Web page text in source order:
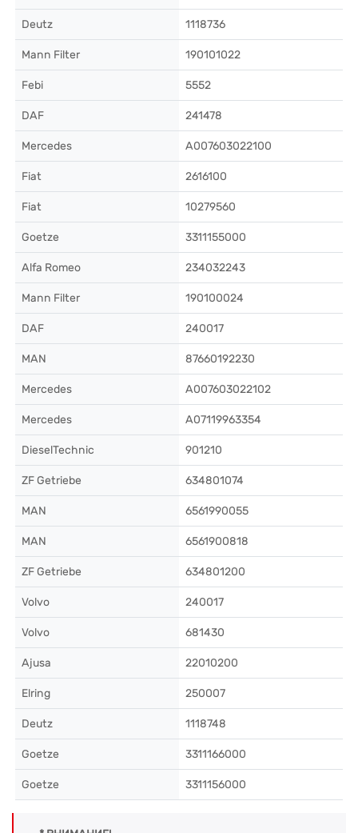
Deutz 1118736
Mann Filter 190101022
Febi 5552
DAF 241478
Mercedes A007603022100
Fiat 2616100
Fiat 10279560
Goetze 3311155000
Alfa Romeo 234032243
Mann Filter 190100024
DAF 240017
MAN 87660192230
Mercedes A007603022102
Mercedes A07119963354
DieselTechnic 901210
ZF Getriebe 634801074
MAN 6561990055
MAN 6561900818
ZF Getriebe 634801200
Volvo 240017
Volvo 681430
Ajusa 22010200
Elring 250007
Deutz 1118748
Goetze 3311166000
Goetze 3311156000